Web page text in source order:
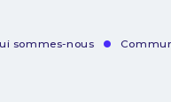
sommes-nous